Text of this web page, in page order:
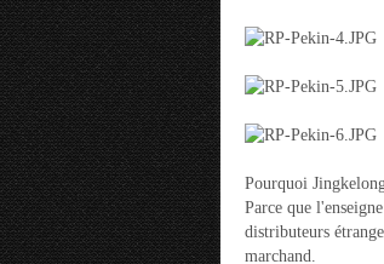
Pourquoi
Parce que
distributeurs
marchand.